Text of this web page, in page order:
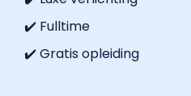
✔️ Fulltime
✔️ Gratis opleiding